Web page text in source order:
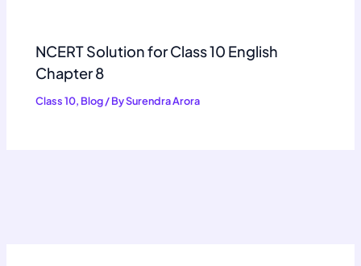
NCERT Solution for Class 10 English
Chapter 8
Class 10, Blog/ BySurendra Arora